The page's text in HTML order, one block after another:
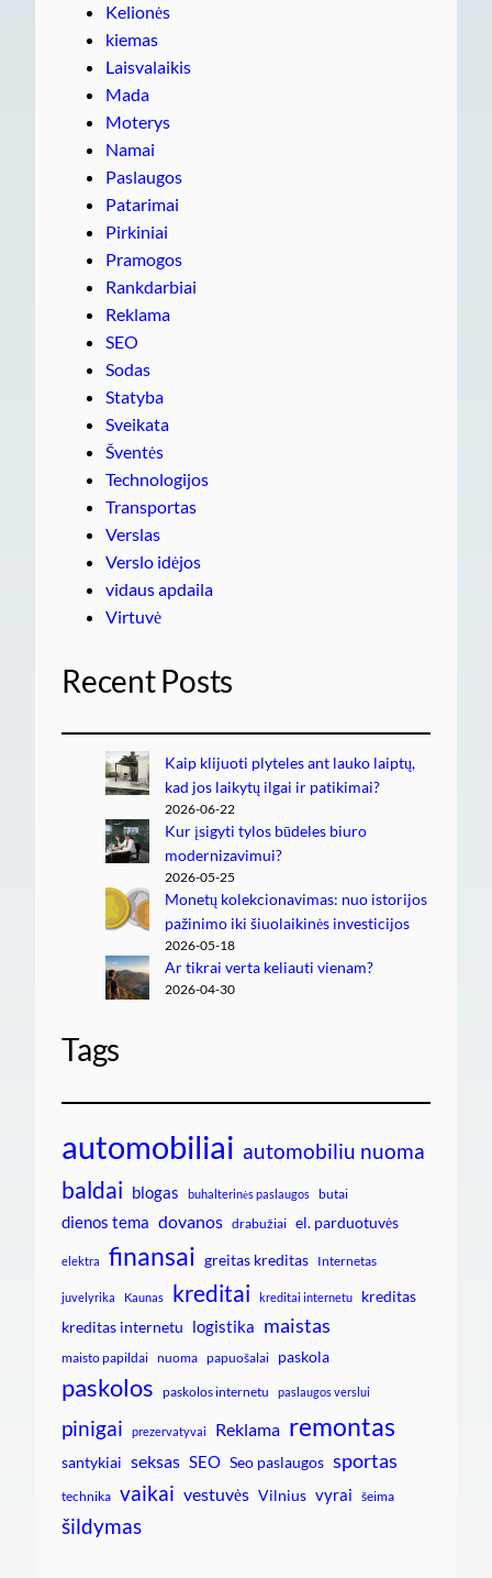
Kelionės
kiemas
Laisvalaikis
Mada
Moterys
Namai
Paslaugos
Patarimai
Pirkiniai
Pramogos
Rankdarbiai
Reklama
SEO
Sodas
Statyba
Sveikata
Šventės
Technologijos
Transportas
Verslas
Verslo idėjos
vidaus apdaila
Virtuvė
Recent Posts
Kaip klijuoti plyteles ant lauko laiptų,
kad jos laikytų ilgai ir patikimai?
2026-06-22
Kur įsigyti tylos būdeles biuro
modernizavimui?
2026-05-25
Monetų kolekcionavimas: nuo istorijos
pažinimo iki šiuolaikinės investicijos
2026-05-18
Ar tikrai verta keliauti vienam?
2026-04-30
Tags
automobiliai automobiliu nuoma
baldai blogas buhalterinės paslaugos butai
dienos tema dovanos drabužiai el. parduotuvės
elektra finansai greitas kreditas Internetas
juvelyrika Kaunas kreditai kreditai internetu
kreditas
kreditas internetu logistika maistas
maisto papildai nuoma papuošalai paskola
paskolos paskolos internetu paslaugos verslui
pinigai prezervatyvai Reklama remontas
santykiai seksas SEO Seo paslaugos sportas
technika vaikai vestuvės Vilnius vyrai šeima
šildymas